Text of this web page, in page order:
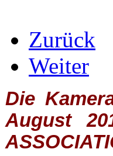
Zurück
Weiter
Die
August